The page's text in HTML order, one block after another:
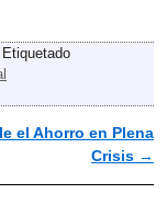
Etiquetado
el Ahorro en Plena
Crisis →